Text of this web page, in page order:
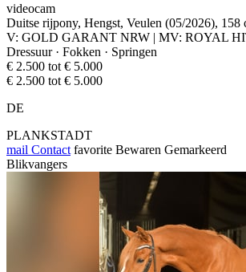
videocam
Duitse rijpony, Hengst, Veulen (05/2026), 158
V: GOLD GARANT NRW | MV: ROYAL
Dressuur · Fokken · Springen
€ 2.500 tot € 5.000
€ 2.500 tot € 5.000
DE
PLANKSTADT
mail Contact favorite Bewaren Gemarkeerd
Blikvangers